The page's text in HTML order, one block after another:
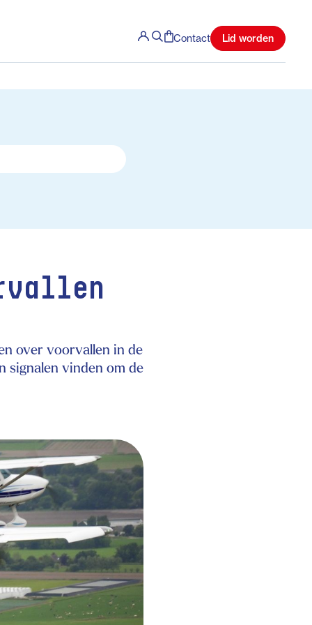
Contact Lid worden
over voorvallen in de
signalen vinden om de